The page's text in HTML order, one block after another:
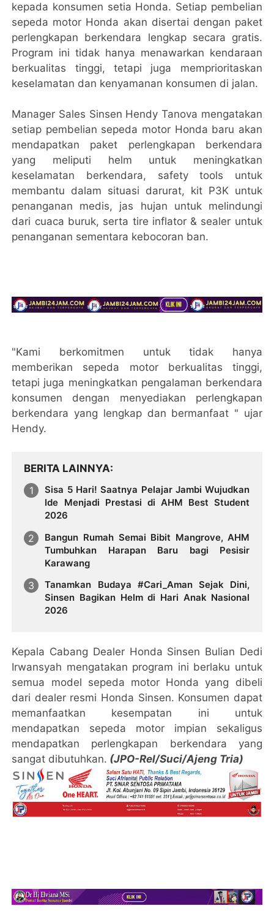
kepada konsumen setia Honda. Setiap pembelian
sepeda motor Honda akan disertai dengan paket
perlengkapan berkendara lengkap secara gratis.
Program ini tidak hanya menawarkan kendaraan
berkualitas tinggi, tetapi juga memprioritaskan
keselamatan dan kenyamanan konsumen di jalan.
Manager Sales Sinsen Hendy Tanova mengatakan
setiap pembelian sepeda motor Honda baru akan
mendapatkan paket perlengkapan berkendara
yang meliputi helm untuk meningkatkan
keselamatan berkendara, safety tools untuk
membantu dalam situasi darurat, kit P3K untuk
penanganan medis, jas hujan untuk melindungi
dari cuaca buruk, serta tire inflator & sealer untuk
penanganan sementara kebocoran ban.
"Kami berkomitmen untuk tidak hanya
memberikan sepeda motor berkualitas tinggi,
tetapi juga meningkatkan pengalaman berkendara
konsumen dengan menyediakan perlengkapan
berkendara yang lengkap dan bermanfaat " ujar
Hendy.
BERITA LAINNYA
Sisa 5 Hari! Saatnya Pelajar Jambi Wujudkan
Ide Menjadi Prestasi di AHM Best Student
2026
Bangun Rumah Semai Bibit Mangrove, AHM
Tumbuhkan Harapan Baru bagi Pesisir
Karawang
Tanamkan Budaya #Cari_Aman Sejak Dini,
Sinsen Bagikan Helm di Hari Anak Nasional
2026
Kepala Cabang Dealer Honda Sinsen Bulian Dedi
Irwansyah mengatakan program ini berlaku untuk
semua model sepeda motor Honda yang dibeli
dari dealer resmi Honda Sinsen. Konsumen dapat
memanfaatkan kesempatan ini untuk
mendapatkan sepeda motor impian sekaligus
mendapatkan perlengkapan berkendara yang
sangat dibutuhkan. (JPO-Rel/Suci/Ajeng Tria)